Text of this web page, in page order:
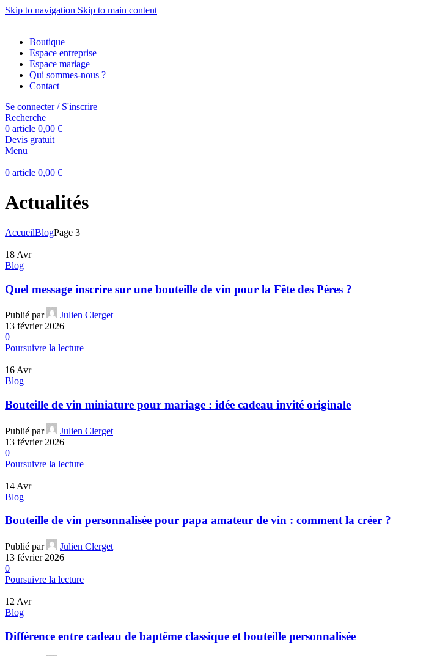
Skip to navigation Skip to main content
Boutique
Espace entreprise
Espace mariage
Qui sommes-nous ?
Contact
Se connecter / S'inscrire
Recherche
0 article 0,00 €
Devis gratuit
Menu
0 article 0,00 €
Actualités
AccueilBlogPage 3
18 Avr
Blog
Quel message inscrire sur une bouteille de vin pour la Fête des Pères ?
Publié par
Julien Clerget
13 février 2026
0
Poursuivre la lecture
16 Avr
Blog
Bouteille de vin miniature pour mariage : idée cadeau invité originale
Publié par
Julien Clerget
13 février 2026
0
Poursuivre la lecture
14 Avr
Blog
Bouteille de vin personnalisée pour papa amateur de vin : comment la créer ?
Publié par
Julien Clerget
13 février 2026
0
Poursuivre la lecture
12 Avr
Blog
Différence entre cadeau de baptême classique et bouteille personnalisée